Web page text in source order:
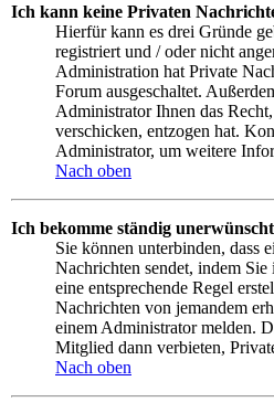
Ich kann keine Privaten
Hierfür kann es drei Gründe
registriert und / oder nicht
Administration hat Private
Forum ausgeschaltet.
Administrator Ihnen das
verschicken, entzogen hat.
Administrator, um weitere
Nach oben
Ich bekomme ständig
Sie können unterbinden, dass
Nachrichten sendet, indem
eine entsprechende Regel
Nachrichten von jemandem
einem Administrator melden.
Mitglied dann verbieten,
Nach oben